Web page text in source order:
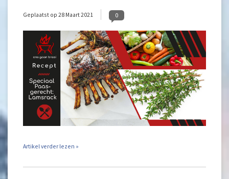
Geplaatst op 28 Maart 2021 0
Artikel verder lezen »